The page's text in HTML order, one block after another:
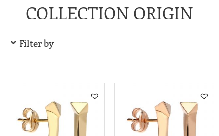
COLLECTION ORIGIN
Filter by